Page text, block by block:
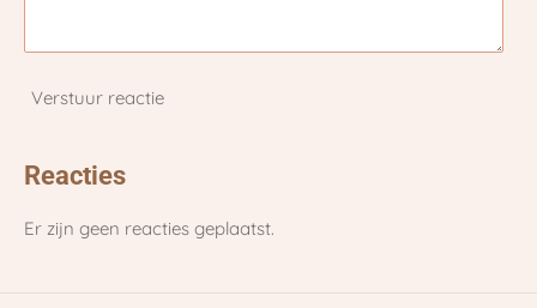
Verstuur reactie
Reacties
Er zijn geen reacties geplaatst.